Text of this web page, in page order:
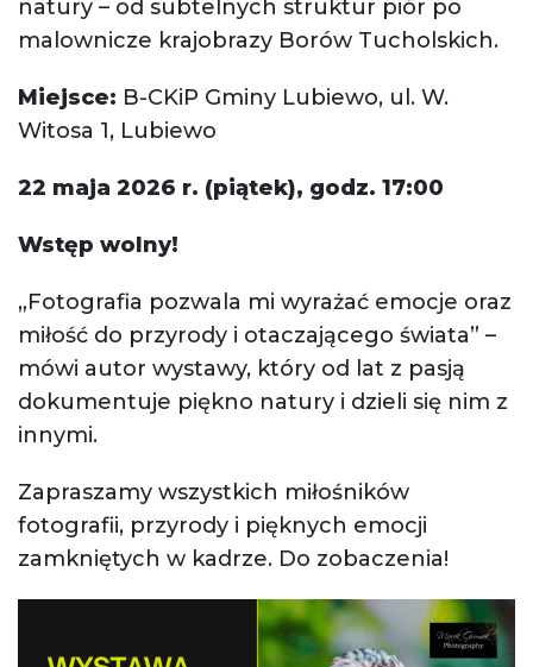
natury – od subtelnych struktur piór po
malownicze krajobrazy Borów Tucholskich.
Miejsce: B-CKiP Gminy Lubiewo, ul. W.
Witosa 1, Lubiewo
22 maja 2026 r. (piątek), godz. 17:00
Wstęp wolny!
„Fotografia pozwala mi wyrażać emocje oraz
miłość do przyrody i otaczającego świata” –
mówi autor wystawy, który od lat z pasją
dokumentuje piękno natury i dzieli się nim z
innymi.
Zapraszamy wszystkich miłośników
fotografii, przyrody i pięknych emocji
zamkniętych w kadrze. Do zobaczenia!